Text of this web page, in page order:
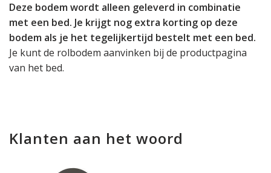
Deze bodem wordt alleen geleverd in combinatie
met een bed. Je krijgt nog extra korting op deze
bodem als je het tegelijkertijd bestelt met een bed.
Je kunt de rolbodem aanvinken bij de productpagina
van het bed.
Klanten aan het woord